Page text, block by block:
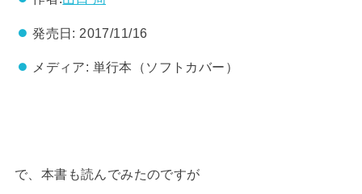
発売日: 2017/11/16
メディア: 単行本（ソフトカバー）
で、本書も読んでみたのですが